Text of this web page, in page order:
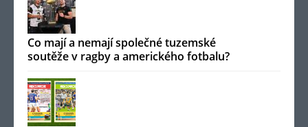
Co mají a nemají společné tuzemské
soutěže v ragby a amerického fotbalu?